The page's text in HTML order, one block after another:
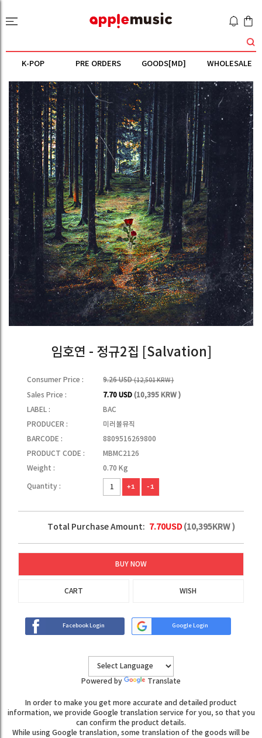
K-POP PRE ORDERS GOODS[MD] WHOLESALE
임호연 - 정규2집 [Salvation]
Consumer Price : 9.26 USD(12,501 KRW )
Sales Price : 7.70 USD(10,395 KRW )
LABEL :
BAC
PRODUCER :
미러볼뮤직
BARCODE :
8809516269800
PRODUCT CODE :
MBMC2126
Weight :
0.70 Kg
Quantity : +1 -1
Total Purchase Amount: 7.70USD(10,395KRW )
BUY NOW
CART WISH
Facebook Login Google Login
Powered by Translate
In order to make you get more accurate and detailed product
information, we provide Google translation service for you, so that you
can confirm the product details.
While using Google translation, some translation of the goods will be